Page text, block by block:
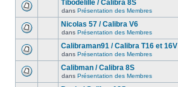
Tibodelille / Calibra 8S
dans Présentation des Membres
Nicolas 57 / Calibra V6
dans Présentation des Membres
Calibraman91 / Calibra T16 et 16V
dans Présentation des Membres
Calibman / Calibra 8S
dans Présentation des Membres